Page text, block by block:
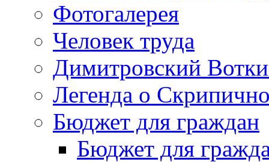
Фотогалерея
Человек труда
Димитровский
Легенда о
Бюджет для граждан
Бюджет для